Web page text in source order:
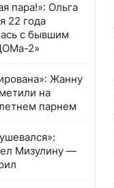
пара!»: Ольга
22 года
с бывшим
2»
Жанну
на
парнем
Мизулину —